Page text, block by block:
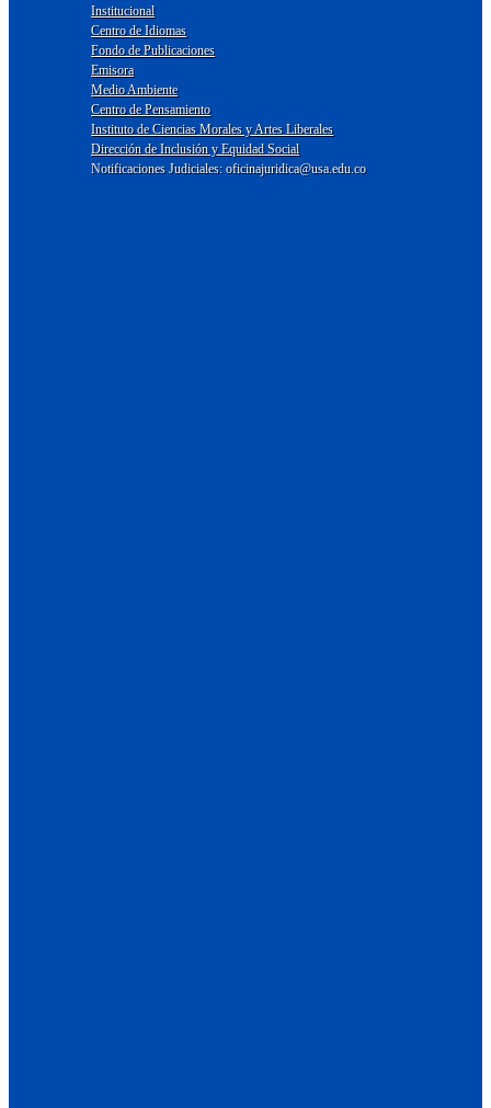
Institucional
Centro de Idiomas
Fondo de Publicaciones
Emisora
Medio Ambiente
Centro de Pensamiento
Instituto de Ciencias Morales y Artes Liberales
Dirección de Inclusión y Equidad Social
Notificaciones Judiciales: oficinajuridica@usa.edu.co